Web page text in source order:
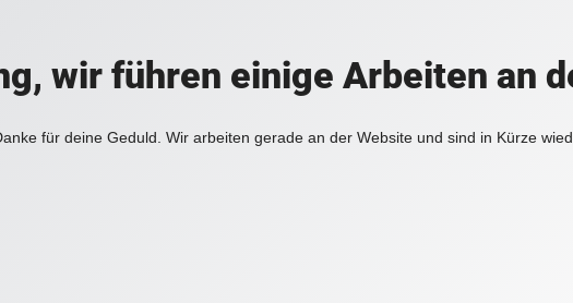
wir führen einige Arbeiten an
für deine Geduld. Wir arbeiten gerade an der Website und sind in Kürze